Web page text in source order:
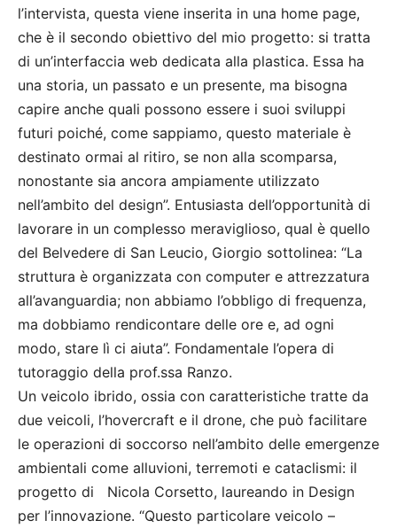
l’intervista, questa viene inserita in una home page,
che è il secondo obiettivo del mio progetto: si tratta
di un’interfaccia web dedicata alla plastica. Essa ha
una storia, un passato e un presente, ma bisogna
capire anche quali possono essere i suoi sviluppi
futuri poiché, come sappiamo, questo materiale è
destinato ormai al ritiro, se non alla scomparsa,
nonostante sia ancora ampiamente utilizzato
nell’ambito del design”. Entusiasta dell’opportunità di
lavorare in un complesso meraviglioso, qual è quello
del Belvedere di San Leucio, Giorgio sottolinea: “La
struttura è organizzata con computer e attrezzatura
all’avanguardia; non abbiamo l’obbligo di frequenza,
ma dobbiamo rendicontare delle ore e, ad ogni
modo, stare lì ci aiuta”. Fondamentale l’opera di
tutoraggio della prof.ssa Ranzo.
Un veicolo ibrido, ossia con caratteristiche tratte da
due veicoli, l’hovercraft e il drone, che può facilitare
le operazioni di soccorso nell’ambito delle emergenze
ambientali come alluvioni, terremoti e cataclismi: il
progetto di Nicola Corsetto, laureando in Design
per l’innovazione. “Questo particolare veicolo –